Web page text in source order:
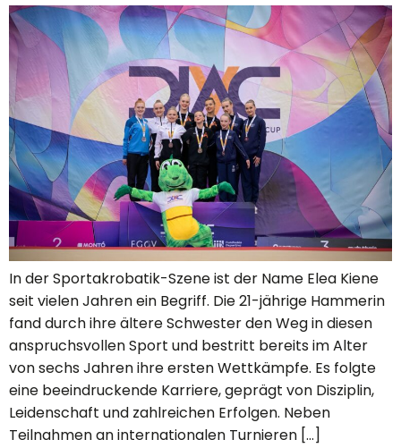
In der Sportakrobatik-Szene ist der Name Elea Kiene
seit vielen Jahren ein Begriff. Die 21-jährige Hammerin
fand durch ihre ältere Schwester den Weg in diesen
anspruchsvollen Sport und bestritt bereits im Alter
von sechs Jahren ihre ersten Wettkämpfe. Es folgte
eine beeindruckende Karriere, geprägt von Disziplin,
Leidenschaft und zahlreichen Erfolgen. Neben
Teilnahmen an internationalen Turnieren […]